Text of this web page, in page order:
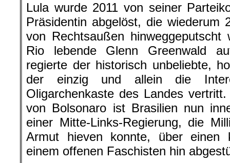
Lula wurde 2011 von seiner
Präsidentin abgelöst, die wiederum
von Rechtsaußen
Rio lebende Glenn Greenwald
regierte der historisch unbeliebte,
der einzig und allein die
Oligarchenkaste des Landes
von Bolsonaro ist Brasilien nun
einer Mitte-Links-Regierung, die
Armut hieven konnte, über einen
einem offenen Faschisten hin